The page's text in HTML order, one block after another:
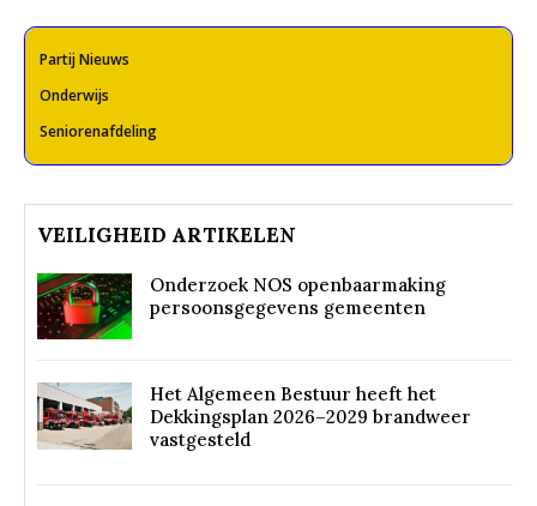
Partij Nieuws
Onderwijs
Seniorenafdeling
VEILIGHEID ARTIKELEN
Onderzoek NOS openbaarmaking
persoonsgegevens gemeenten
Het Algemeen Bestuur heeft het
Dekkingsplan 2026–2029 brandweer
vastgesteld